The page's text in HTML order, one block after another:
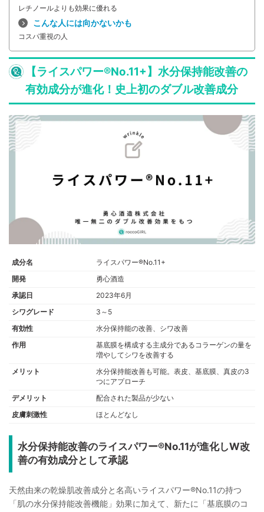
レチノールよりも効果に優れる
こんな人には向かないかも
コスパ重視の人
【ライスパワー®No.11+】水分保持能改善の
有効成分が進化！史上初のダブル改善成分
成分名
ライスパワー®No.11+
開発
勇心酒造
承認日
2023年6月
シワグレード
3～5
有効性
水分保持能の改善、シワ改善
作用
基底膜を構成する主成分であるコラーゲンの量を
増やしてシワを改善する
メリット
水分保持能改善も可能。表皮、基底膜、真皮の3
つにアプローチ
デメリット
配合された製品が少ない
皮膚刺激性
ほとんどなし
水分保持能改善のライスパワー®No.11が進化しW改
善の有効成分として承認
天然由来の乾燥肌改善成分と名高いライスパワー®No.11の持つ
「肌の水分保持能改善機能」効果に加えて、新たに「基底膜のコ